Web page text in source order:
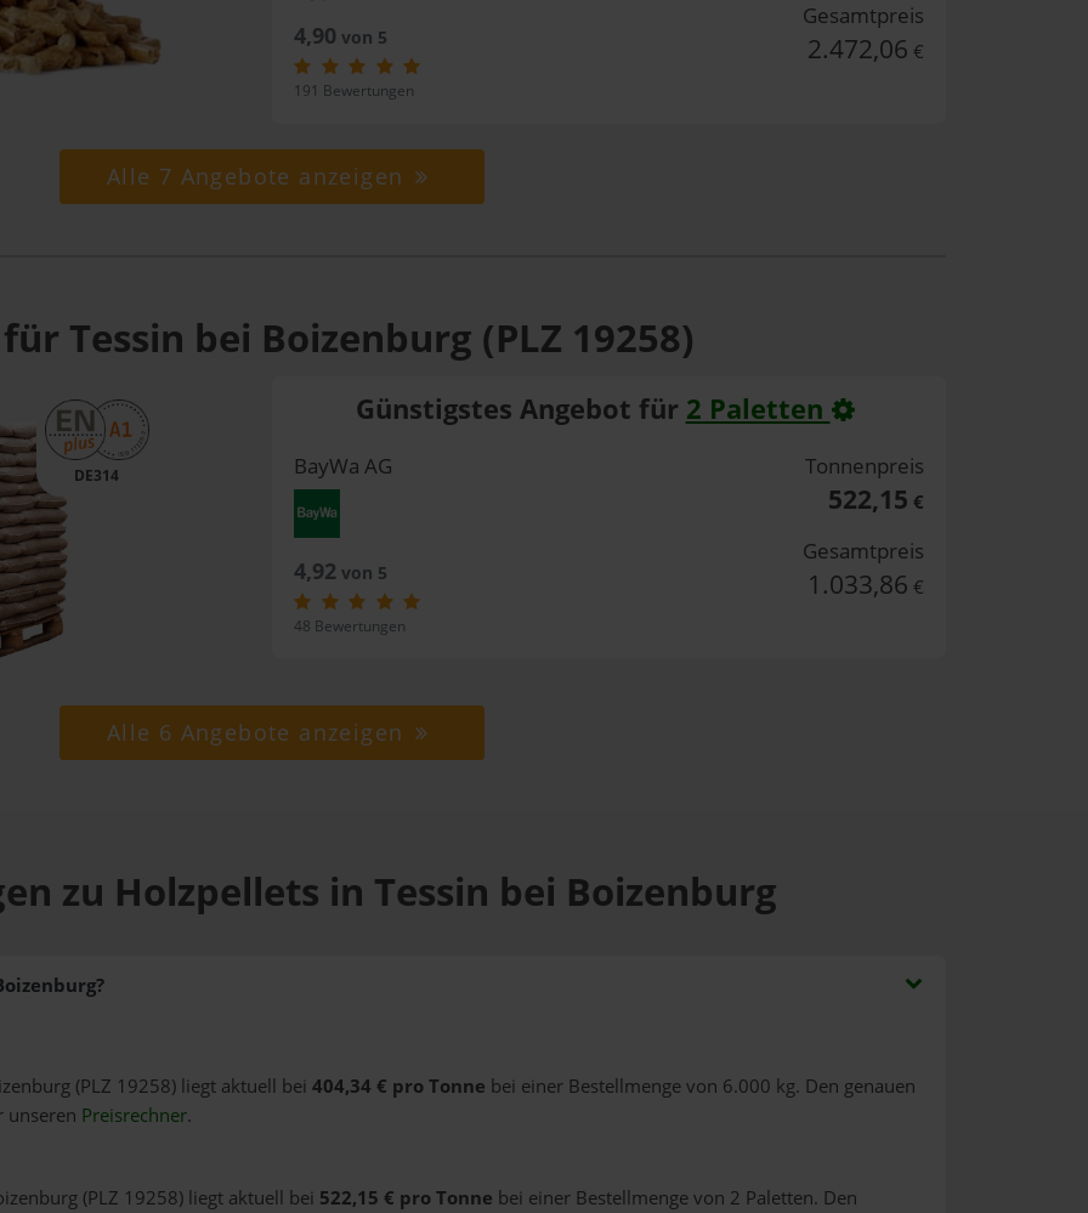
4,90 von 5
191 Bewertungen
Gesamtpreis
2.472,06 €
Alle 7 Angebote anzeigen
Tessin bei Boizenburg (PLZ 19258)
DE314
Günstigstes Angebot für 2 Paletten
BayWa AG
4,92von 5
48 Bewertungen
Tonnenpreis
522,15 €
Gesamtpreis
1.033,86 €
Alle 6 Angebote anzeigen
zu Holzpellets in Tessin bei Boizenburg
(PLZ 19258) liegt aktuell bei 404,34 € pro Tonne bei einer Bestellmenge von 6.000 kg. Den genauen
unseren Preisrechner.
(PLZ 19258) liegt aktuell bei 522,15 € pro Tonne bei einer Bestellmenge von 2 Paletten. Den